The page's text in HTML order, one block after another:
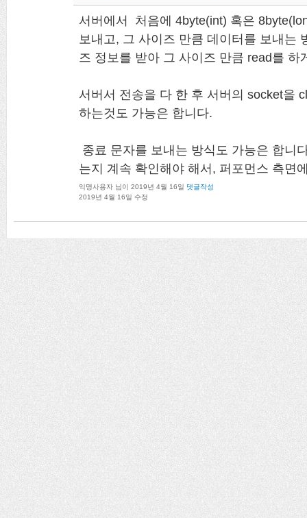
서버에서 처음에 4byte(int) 혹은
보내고, 그 사이즈 만큼 데이터를 보내는
즈 정보를 받아 그 사이즈 만큼 read를
서버서 전송을 다 한 후 서버의 socket을
하는것도 가능은 합니다.
종료 문자를 보내는 방식도 가능은 합니
는지 계속 확인해야 해서, 퍼포먼스 측면
익명사용자 님이 2019년 4월 16일 댓글작성
2019년 4월 16일 수정